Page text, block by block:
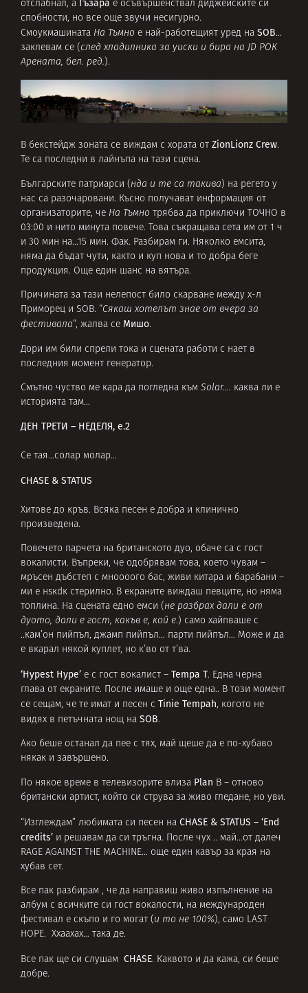
отслабнал, а Гъзара е осъвършенствал диджейските си
спобности, но все още звучи несигурно.
Смоукмашината На Тъмно е най-работещият уред на SOB…
заклевам се (след хладилника за уиски и бира на JD РОК
Арената, бел. ред.).
В бекстейдж зоната се виждам с хората от ZionLionz Crew.
Те са последни в лайнъпа на тази сцена.
Българските патриарси ( нда и те са такива ) на регето у
нас са разочаровани. Късно получават информация от
организаторите, че На Тъмно трябва да приключи ТОЧНО в
03:00 и нито минута повече. Това съкращава сета им от 1 ч
и 30 мин на…15 мин. Фак. Разбирам ги. Няколко емсита,
няма да бъдат чути, както и куп нова и то добра беге
продукция. Още един шанс на вятъра.
Причината за тази нелепост било скарване между х-л
Приморец и SOB. “Сякаш хотелът знае от вчера за
фестивала”, жалва се Мишо.
Дори им били спрели тока и сцената работи с нает в
последния момент генератор.
Смътно чуство ме кара да погледна към Solar.… каква ли е
историята там…
ДЕН ТРЕТИ – НЕДЕЛЯ, е.2
Се тая…солар молар…
CHASE & STATUS
Хитове до кръв. Всяка песен е добра и клинично
произведена.
Повечето парчета на британското дуо, обаче са с гост
вокалисти. Въпреки, че одобрявам това, което чувам –
мръсен дъбстеп с мноооого бас, живи китара и барабани –
ми е нsкdк стерилно. В екраните виждаш певците, но няма
топлина. На сцената едно емси (не разбрах дали е от
дуото, дали е гост, какъв е, кой е.) само хайпваше с
..кам’он пийпъл, джамп пийпъл… парти пийпъл… Може и да
е вкарал някой куплет, но к’во от т’ва.
‘Hypest Hype’ е с гост вокалист – Tempa T. Една черна
глава от екраните. После имаше и още една.. В този момент
се сещам, че те имат и песен с Tinie Tempah, когото не
видях в петъчната нощ на SOB.
Ако беше останал да пее с тях, май щеше да е по-хубаво
някак и завършено.
По някое време в телевизорите влиза Plan B – отново
британски артист, който си струва за живо гледане, но уви.
“Изглеждам” любимата си песен на CHASE & STATUS – ‘End
credits’ и решавам да си тръгна. После чух .. май…от далеч
RAGE AGAINST THE MACHINE… още един кавър за края на
хубав сет.
Все пак разбирам , че да направиш живо изпълнение на
албум с всичките си гост вокалости, на международен
фестивал е скъпо и го могат (и то не 100%), само LAST
HOPE. Ххаахах… така де.
Все пак ще си слушам CHASE. Каквото и да кажа, си беше
добре.